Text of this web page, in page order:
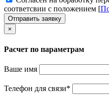
соответсвии с положением [
Отправить заявку
×
Расчет по параметрам
Ваше имя
Телефон для связи*